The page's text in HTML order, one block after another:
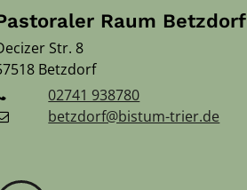
Raum Betzdorf
Str. 8
Betzdorf
02741 938780
betzdorf@bistum-trier.de